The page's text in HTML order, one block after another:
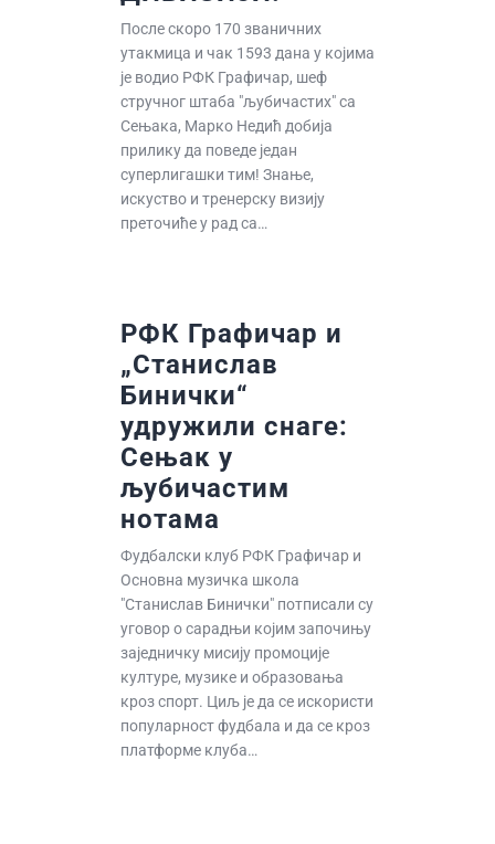
После скоро 170 званичних
утакмица и чак 1593 дана у којима
је водио РФК Графичар, шеф
стручног штаба "љубичастих" са
Сењака, Марко Недић добија
прилику да поведе један
суперлигашки тим! Знање,
искуство и тренерску визију
преточиће у рад са…
РФК Графичар и
„Станислав
Бинички“
удружили снаге:
Сењак у
љубичастим
нотама
Фудбалски клуб РФК Графичар и
Основна музичка школа
"Станислав Бинички" потписали су
уговор о сарадњи којим започињу
заједничку мисију промоције
културе, музике и образовања
кроз спорт. Циљ је да се искористи
популарност фудбала и да се кроз
платформе клуба…